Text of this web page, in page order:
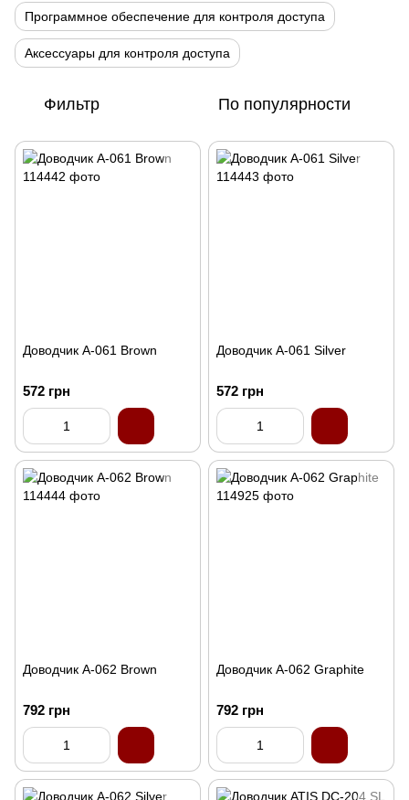
Программное обеспечение для контроля доступа
Аксессуары для контроля доступа
Фильтр По популярности
Доводчик A-061 Brown
572 грн
Доводчик A-061 Silver
572 грн
Доводчик A-062 Brown
792 грн
Доводчик A-062 Graphite
792 грн